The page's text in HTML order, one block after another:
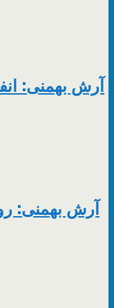
آرش بهمنی:
آرش بهمنی: